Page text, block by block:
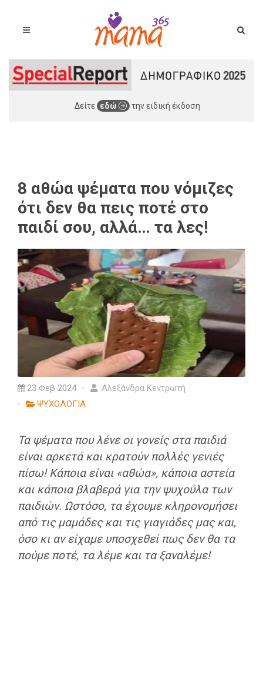
Δείτε εδώ την ειδική έκδοση
8 αθώα ψέματα που νόμιζες
ότι δεν θα πεις ποτέ στο
παιδί σου, αλλά… τα λες!
23 Φεβ 2024
Αλεξάνδρα Κεντρωτή
ΨΥΧΟΛΟΓΙΑ
Τα ψέματα που λένε οι γονείς στα παιδιά
είναι αρκετά και κρατούν πολλές γενιές
πίσω! Κάποια είναι «αθώα», κάποια αστεία
και κάποια βλαβερά για την ψυχούλα των
παιδιών. Ωστόσο, τα έχουμε κληρονομήσει
από τις μαμάδες και τις γιαγιάδες μας και,
όσο κι αν είχαμε υποσχεθεί πως δεν θα τα
πούμε ποτέ, τα λέμε και τα ξαναλέμε!